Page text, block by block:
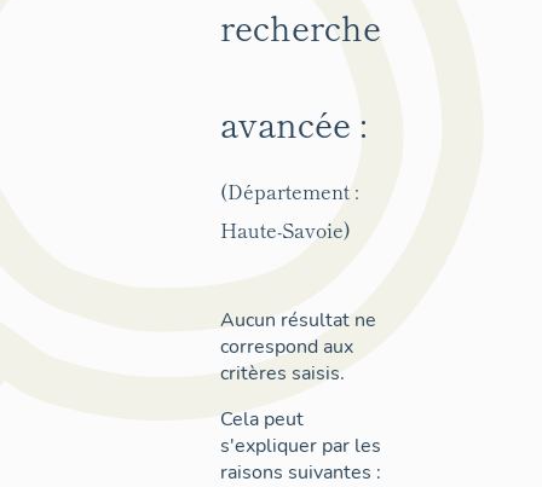
recherche
avancée :
(Département :
Haute-Savoie)
Aucun résultat ne
correspond aux
critères saisis.
Cela peut
s'expliquer par les
raisons suivantes :